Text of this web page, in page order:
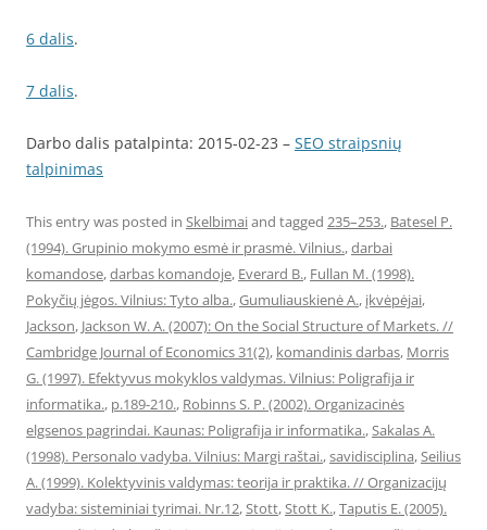
6 dalis.
7 dalis.
Darbo dalis patalpinta: 2015-02-23 – SEO straipsnių
talpinimas
This entry was posted in Skelbimaiand tagged 235–253., Batesel P.
(1994). Grupinio mokymo esmė ir prasmė. Vilnius.,darbai
komandose,darbas komandoje, Everard B., Fullan M. (1998).
Pokyčių jėgos. Vilnius: Tyto alba.,Gumuliauskienė A., įkvėpėjai,
Jackson, Jackson W. A. (2007): On the Social Structure of Markets. //
Cambridge Journal of Economics 31(2), komandinis darbas, Morris
G. (1997). Efektyvus mokyklos valdymas. Vilnius: Poligrafija ir
informatika., p.189-210., Robinns S. P. (2002). Organizacinės
elgsenos pagrindai. Kaunas: Poligrafija ir informatika.,Sakalas A.
(1998). Personalo vadyba. Vilnius: Margi raštai.,savidisciplina,Seilius
A. (1999). Kolektyvinis valdymas: teorija ir praktika. // Organizacijų
vadyba: sisteminiai tyrimai. Nr.12,Stott,Stott K.,Taputis E. (2005).